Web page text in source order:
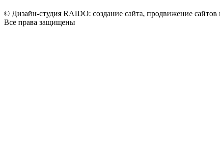
© Дизайн-студия RAIDO: создание сайта, продвижение сайтов
Все права защищены